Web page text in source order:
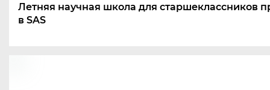
Летняя научная школа для старшеклассников
в SAS